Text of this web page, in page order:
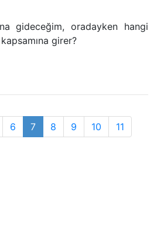
gideceğim, oradayken hangi
girer?
6 7 8 9 10 11